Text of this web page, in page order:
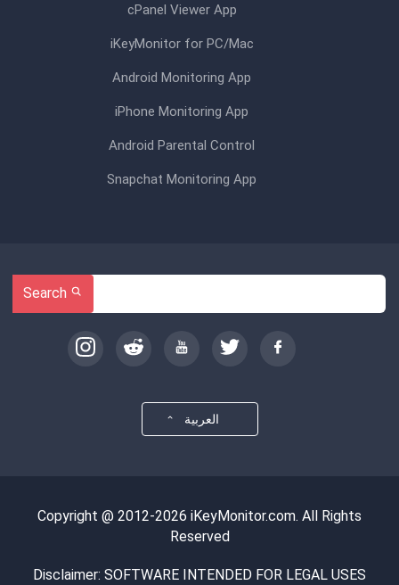
cPanel Viewer App
iKeyMonitor for PC/Mac
Android Monitoring App
iPhone Monitoring App
Android Parental Control
Snapchat Monitoring App
العربية
Copyright @ 2012-2026 iKeyMonitor.com. All Rights
Reserved
Disclaimer: SOFTWARE INTENDED FOR LEGAL USES